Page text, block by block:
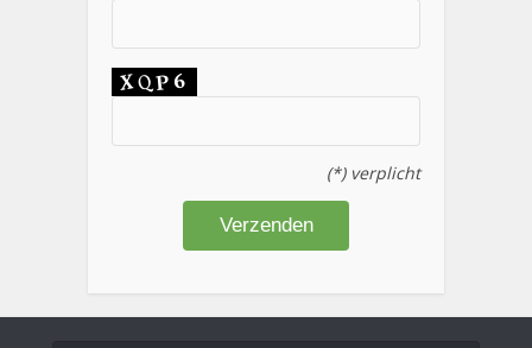
(*) verplicht